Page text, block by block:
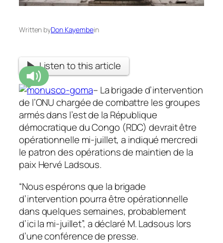
Written byDon Kayembein
Listen to this article
– La brigade d’intervention
de l’ONU chargée de combattre les groupes
armés dans l’est de la République
démocratique du Congo (RDC) devrait être
opérationnelle mi-juillet, a indiqué mercredi
le patron des opérations de maintien de la
paix Hervé Ladsous.
“Nous espérons que la brigade
d’intervention pourra être opérationnelle
dans quelques semaines, probablement
d’ici la mi-juillet”, a déclaré M. Ladsous lors
d’une conférence de presse.